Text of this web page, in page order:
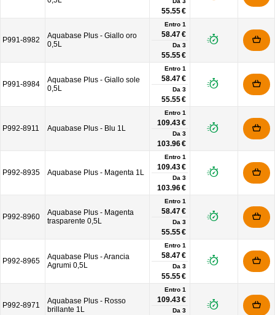
55.55 €
P991-8982
Aquabase Plus - Giallo oro
0,5L
Entro 1
58.47 €
Da 3
55.55 €
P991-8984
Aquabase Plus - Giallo sole
0,5L
Entro 1
58.47 €
Da 3
55.55 €
P992-8911 Aquabase Plus - Blu 1L
Entro 1
109.43 €
Da 3
103.96 €
P992-8935 Aquabase Plus - Magenta 1L
Entro 1
109.43 €
Da 3
103.96 €
P992-8960
Aquabase Plus - Magenta
trasparente 0,5L
Entro 1
58.47 €
Da 3
55.55 €
P992-8965
Aquabase Plus - Arancia
Agrumi 0,5L
Entro 1
58.47 €
Da 3
55.55 €
P992-8971
Aquabase Plus - Rosso
brillante 1L
Entro 1
109.43 €
Da 3